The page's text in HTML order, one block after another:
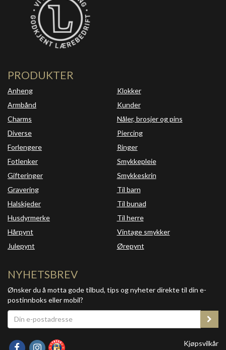
PRODUKTER
Anheng
Armbånd
Charms
Diverse
Forlengere
Fotlenker
Gifteringer
Gravering
Halskjeder
Husdyrmerke
Hårpynt
Julepynt
Klokker
Kunder
Nåler, brosjer og pins
Piercing
Ringer
Smykkepleie
Smykkeskrin
Til barn
Til bunad
Til herre
Vintage smykker
Ørepynt
NYHETSBREV
Ønsker du å motta gode tilbud, tips og nyheter direkte til din e-
postinnboks eller mobil?
Kjøpsvilkår